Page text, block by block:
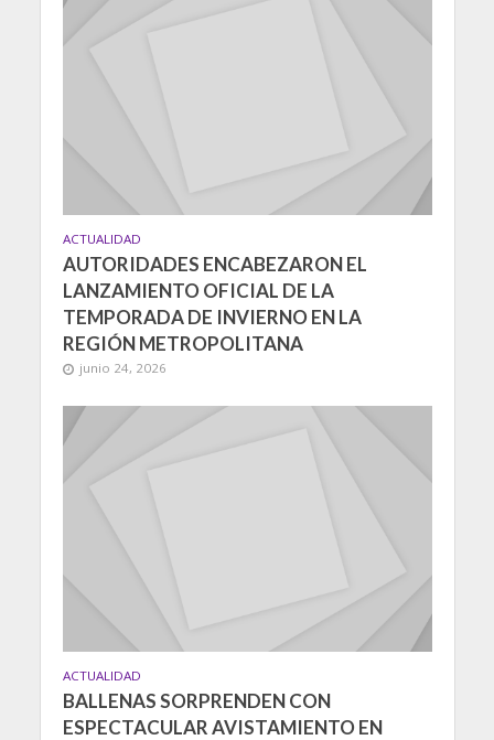
ACTUALIDAD
AUTORIDADES ENCABEZARON EL
LANZAMIENTO OFICIAL DE LA
TEMPORADA DE INVIERNO EN LA
REGIÓN METROPOLITANA
junio 24, 2026
ACTUALIDAD
BALLENAS SORPRENDEN CON
ESPECTACULAR AVISTAMIENTO EN